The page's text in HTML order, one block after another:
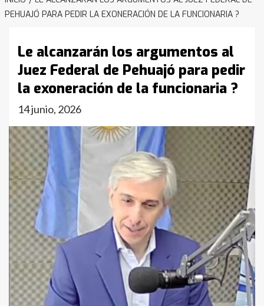
PEHUAJÓ PARA PEDIR LA EXONERACIÓN DE LA FUNCIONARIA ?
Le alcanzarán los argumentos al
Juez Federal de Pehuajó para pedir
la exoneración de la funcionaria ?
14 junio, 2026